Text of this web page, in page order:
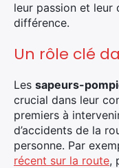
leur passion et
différence.
Un rôle clé
Les sapeurs-
crucial dans leur
premiers à
d’accidents de la
personne. Par
récent sur la route,